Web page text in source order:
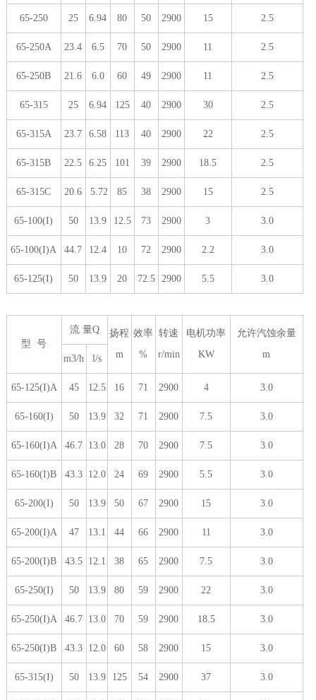
65-250 25 6.94 80 50 2900 15 2.5
65-250A 23.4 6.5 70 50 2900 11 2.5
65-250B 21.6 6.0 60 49 2900 11 2.5
65-315 25 6.94 125 40 2900 30 2.5
65-315A 23.7 6.58 113 40 2900 22 2.5
65-315B 22.5 6.25 101 39 2900 18.5 2.5
65-315C 20.6 5.72 85 38 2900 15 2.5
65-100(I) 50 13.9 12.5 73 2900 3 3.0
65-100(I)A 44.7 12.4 10 72 2900 2.2 3.0
65-125(I) 50 13.9 20 72.5 2900 5.5 3.0
型 号
流 量Q
扬程
m
效率
%
转速
r/min
电机功率
KW
允许汽蚀余量
m
m3/h l/s
65-125(I)A 45 12.5 16 71 2900 4 3.0
65-160(I) 50 13.9 32 71 2900 7.5 3.0
65-160(I)A 46.7 13.0 28 70 2900 7.5 3.0
65-160(I)B 43.3 12.0 24 69 2900 5.5 3.0
65-200(I) 50 13.9 50 67 2900 15 3.0
65-200(I)A 47 13.1 44 66 2900 11 3.0
65-200(I)B 43.5 12.1 38 65 2900 7.5 3.0
65-250(I) 50 13.9 80 59 2900 22 3.0
65-250(I)A 46.7 13.0 70 59 2900 18.5 3.0
65-250(I)B 43.3 12.0 60 58 2900 15 3.0
65-315(I) 50 13.9 125 54 2900 37 3.0